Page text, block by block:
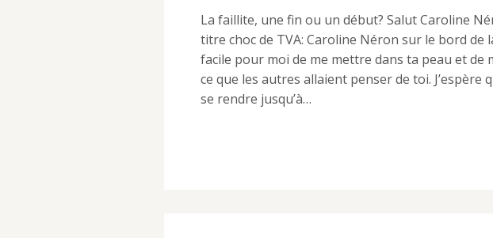
La faillite, une fin ou un début? Salut Caroline
titre choc de TVA: Caroline Néron sur le bord de
facile pour moi de me mettre dans ta peau et de
ce que les autres allaient penser de toi. J’espère
se rendre jusqu’à…